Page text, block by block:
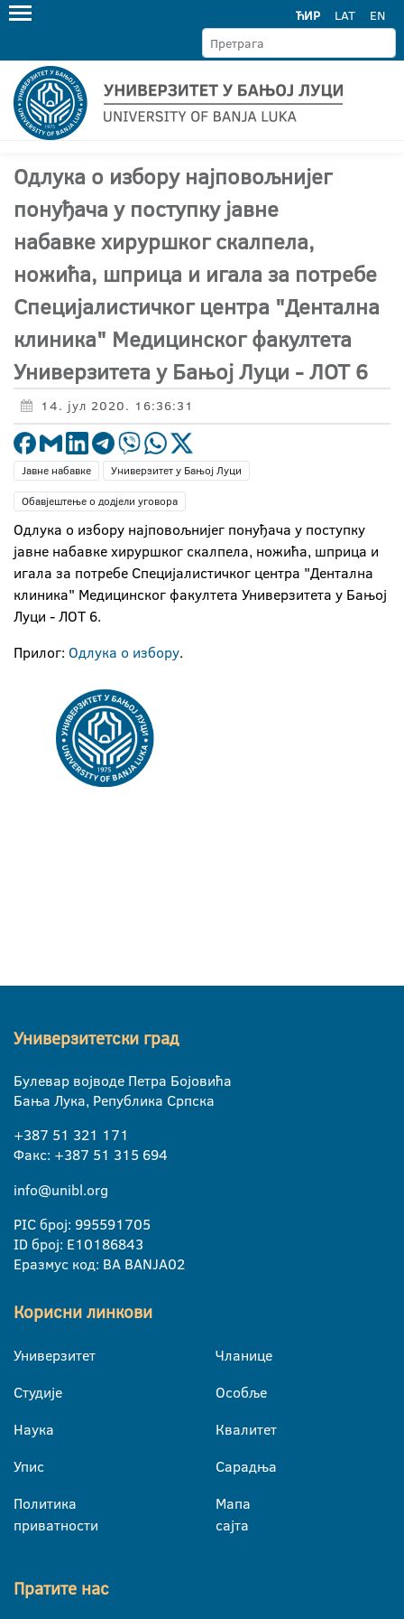
ЋИР LAT EN
Одлука о избору најповољнијег
понуђача у поступку јавне
набавке хируршког скалпела,
ножића, шприца и игала за потребе
Специјалистичког центра "Дентална
клиника" Медицинског факултета
Универзитета у Бањој Луци - ЛОТ 6
14. јул 2020. 16:36:31
Јавне набавке
Универзитет у Бањој Луци
Обавјештење о додјели уговора
Одлука о избору најповољнијег понуђача у поступку
јавне набавке хируршког скалпела, ножића, шприца и
игала за потребе Специјалистичког центра "Дентална
клиника" Медицинског факултета Универзитета у Бањој
Луци - ЛОТ 6.
Прилог: Одлука о избору.
Универзитетски град
Булевар војводе Петра Бојовића
Бања Лука, Република Српска
+387 51 321 171
Факс: +387 51 315 694
info@unibl.org
PIC број: 995591705
ID број: E10186843
Еразмус код: BA BANJA02
Корисни линкови
Универзитет
Студије
Наука
Упис
Политика
приватности
Чланице
Особље
Квалитет
Сарадња
Мапа
сајта
Пратите нас